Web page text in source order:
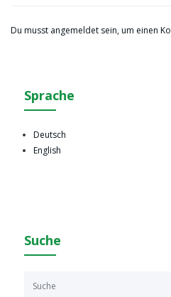
Du musst angemeldet sein, um einen
Sprache
Deutsch
English
Suche